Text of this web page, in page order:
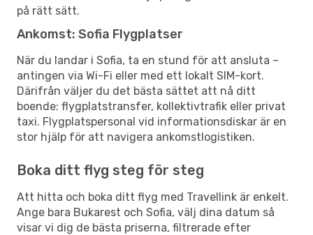
på rätt sätt.
Ankomst: Sofia Flygplatser
När du landar i Sofia, ta en stund för att ansluta –
antingen via Wi-Fi eller med ett lokalt SIM-kort.
Därifrån väljer du det bästa sättet att nå ditt
boende: flygplatstransfer, kollektivtrafik eller privat
taxi. Flygplatspersonal vid informationsdiskar är en
stor hjälp för att navigera ankomstlogistiken.
Boka ditt flyg steg för steg
Att hitta och boka ditt flyg med Travellink är enkelt.
Ange bara Bukarest och Sofia, välj dina datum så
visar vi dig de bästa priserna, filtrerade efter